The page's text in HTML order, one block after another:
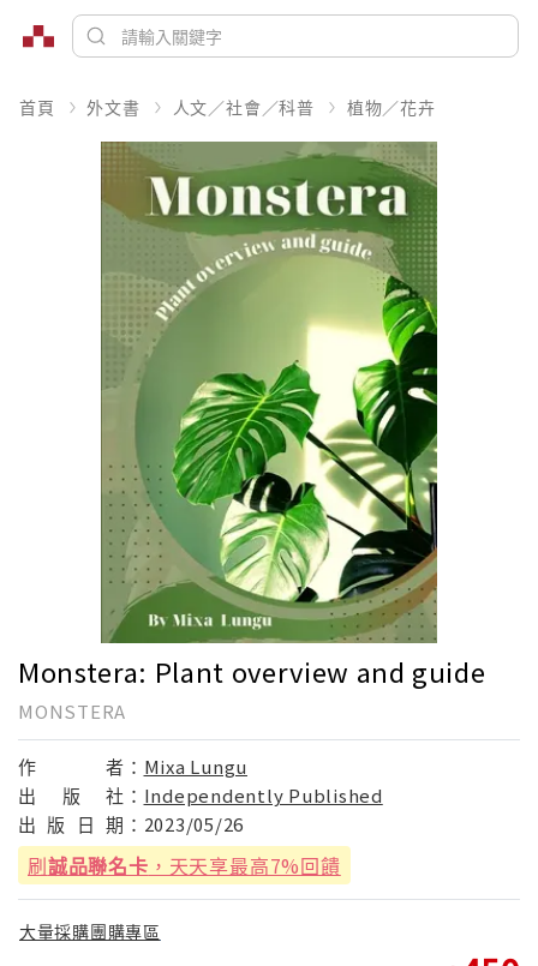
首頁 外文書 人文／社會／科普 植物／花卉
Monstera: Plant overview and guide
MONSTERA
作 者： Mixa Lungu
出
版 社： Independently Published
出 版 日 期： 2023/05/26
刷誠品聯名卡 ，天天享最高7%回饋
大量採購團購專區